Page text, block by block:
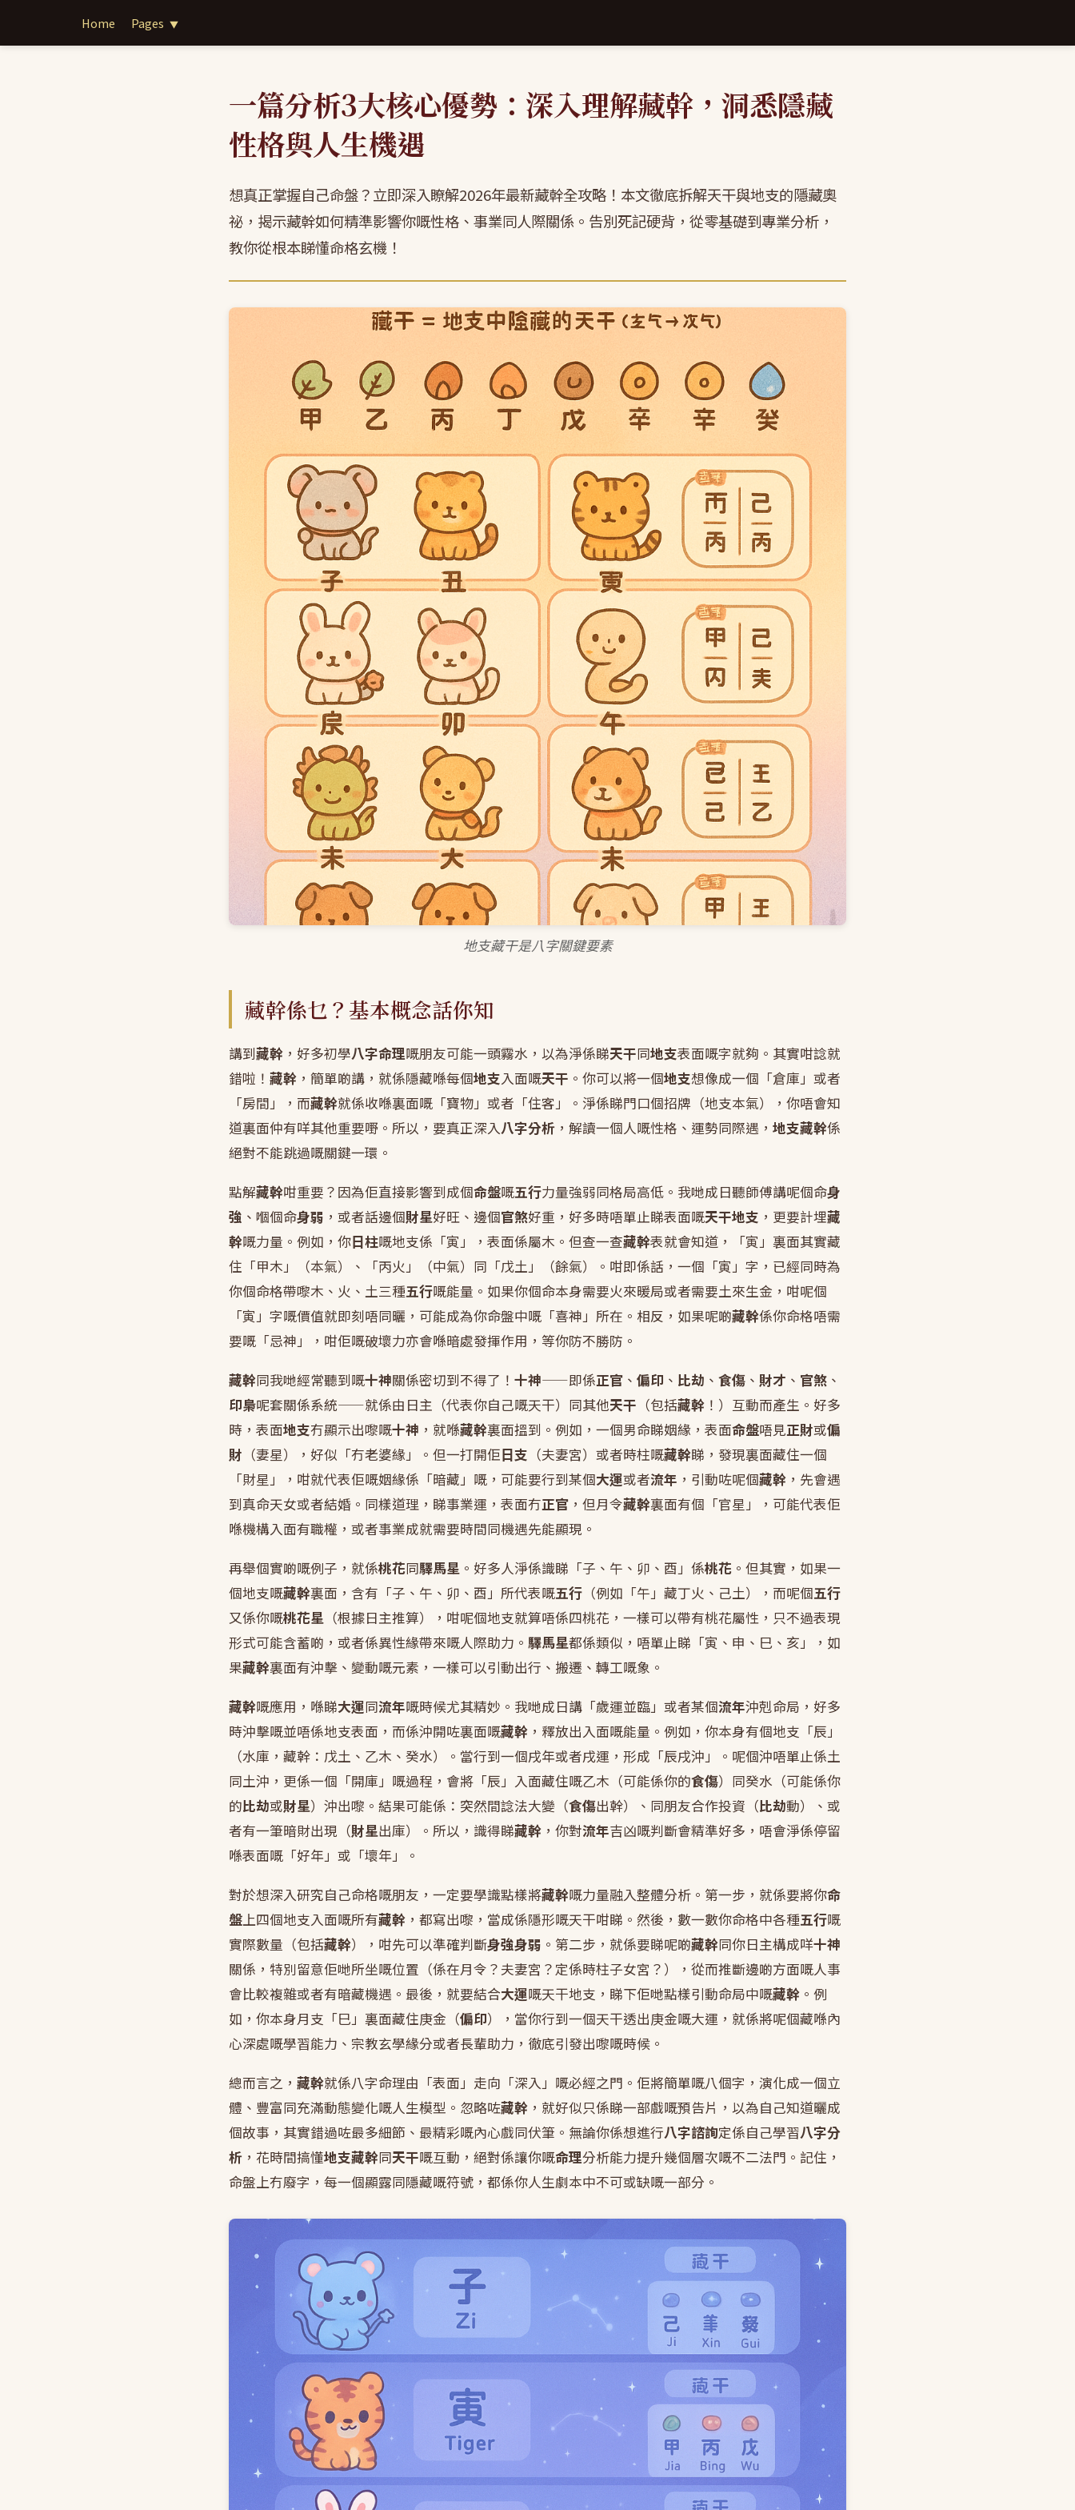
Home Pages ▼
一篇分析3大核心優勢：深入理解藏幹，洞悉隱藏
性格與人生機遇
想真正掌握自己命盤？立即深入瞭解2026年最新藏幹全攻略！本文徹底拆解天干與地支的隱藏奧
祕，揭示藏幹如何精準影響你嘅性格、事業同人際關係。告別死記硬背，從零基礎到專業分析，
教你從根本睇懂命格玄機！
地支藏干是八字關鍵要素
藏幹係乜？基本概念話你知
講到藏幹 ，好多初學八字命理嘅朋友可能一頭霧水，以為淨係睇天干同地支表面嘅字就夠。其實咁諗就
錯啦！ 藏幹 ，簡單啲講，就係隱藏喺每個地支入面嘅天干 。你可以將一個地支想像成一個「倉庫」或者
「房間」，而藏幹就係收喺裏面嘅「寶物」或者「住客」。淨係睇門口個招牌（地支本氣），你唔會知
道裏面仲有咩其他重要嘢。所以，要真正深入八字分析 ，解讀一個人嘅性格、運勢同際遇， 地支藏幹係
絕對不能跳過嘅關鍵一環。
點解藏幹咁重要？因為佢直接影響到成個命盤嘅五行力量強弱同格局高低。我哋成日聽師傅講呢個命身
強 、嗰個命身弱 ，或者話邊個財星好旺、邊個官煞好重，好多時唔單止睇表面嘅天干地支 ，更要計埋藏
幹嘅力量。例如，你日柱嘅地支係「寅」，表面係屬木。但查一查藏幹表就會知道，「寅」裏面其實藏
住「甲木」（本氣）、「丙火」（中氣）同「戊土」（餘氣）。咁即係話，一個「寅」字，已經同時為
你個命格帶嚟木、火、土三種五行嘅能量。如果你個命本身需要火來暖局或者需要土來生金，咁呢個
「寅」字嘅價值就即刻唔同曬，可能成為你命盤中嘅「喜神」所在。相反，如果呢啲藏幹係你命格唔需
要嘅「忌神」，咁佢嘅破壞力亦會喺暗處發揮作用，等你防不勝防。
藏幹同我哋經常聽到嘅十神關係密切到不得了！ 十神——即係正官 、 偏印 、 比劫 、 食傷 、 財才 、 官煞 、
印梟呢套關係系統——就係由日主（代表你自己嘅天干）同其他天干 （包括藏幹 ！）互動而產生。好多
時，表面地支冇顯示出嚟嘅十神 ，就喺藏幹裏面搵到。例如，一個男命睇姻緣，表面命盤唔見正財或偏
財 （妻星），好似「冇老婆緣」。但一打開佢日支 （夫妻宮）或者時柱嘅藏幹睇，發現裏面藏住一個
「財星」，咁就代表佢嘅姻緣係「暗藏」嘅，可能要行到某個大運或者流年 ，引動咗呢個藏幹 ，先會遇
到真命天女或者結婚。同樣道理，睇事業運，表面冇正官 ，但月令藏幹裏面有個「官星」，可能代表佢
喺機構入面有職權，或者事業成就需要時間同機遇先能顯現。
再舉個實啲嘅例子，就係桃花同驛馬星 。好多人淨係識睇「子、午、卯、酉」係桃花 。但其實，如果一
個地支嘅藏幹裏面，含有「子、午、卯、酉」所代表嘅五行 （例如「午」藏丁火、己土），而呢個五行
又係你嘅桃花星 （根據日主推算），咁呢個地支就算唔係四桃花，一樣可以帶有桃花屬性，只不過表現
形式可能含蓄啲，或者係異性緣帶來嘅人際助力。 驛馬星都係類似，唔單止睇「寅、申、巳、亥」，如
果藏幹裏面有沖擊、變動嘅元素，一樣可以引動出行、搬遷、轉工嘅象。
藏幹嘅應用，喺睇大運同流年嘅時候尤其精妙。我哋成日講「歲運並臨」或者某個流年沖剋命局，好多
時沖擊嘅並唔係地支表面，而係沖開咗裏面嘅藏幹 ，釋放出入面嘅能量。例如，你本身有個地支「辰」
（水庫，藏幹：戊土、乙木、癸水）。當行到一個戌年或者戌運，形成「辰戌沖」。呢個沖唔單止係土
同土沖，更係一個「開庫」嘅過程，會將「辰」入面藏住嘅乙木（可能係你的食傷）同癸水（可能係你
的比劫或財星）沖出嚟。結果可能係：突然間諗法大變（食傷出幹）、同朋友合作投資（比劫動）、或
者有一筆暗財出現（財星出庫）。所以，識得睇藏幹 ，你對流年吉凶嘅判斷會精準好多，唔會淨係停留
喺表面嘅「好年」或「壞年」。
對於想深入研究自己命格嘅朋友，一定要學識點樣將藏幹嘅力量融入整體分析。第一步，就係要將你命
盤上四個地支入面嘅所有藏幹 ，都寫出嚟，當成係隱形嘅天干咁睇。然後，數一數你命格中各種五行嘅
實際數量（包括藏幹），咁先可以準確判斷身強身弱 。第二步，就係要睇呢啲藏幹同你日主構成咩十神
關係，特別留意佢哋所坐嘅位置（係在月令？夫妻宮？定係時柱子女宮？），從而推斷邊啲方面嘅人事
會比較複雜或者有暗藏機遇。最後，就要結合大運嘅天干地支，睇下佢哋點樣引動命局中嘅藏幹 。例
如，你本身月支「巳」裏面藏住庚金（偏印），當你行到一個天干透出庚金嘅大運，就係將呢個藏喺內
心深處嘅學習能力、宗教玄學緣分或者長輩助力，徹底引發出嚟嘅時候。
總而言之， 藏幹就係八字命理由「表面」走向「深入」嘅必經之門。佢將簡單嘅八個字，演化成一個立
體、豐富同充滿動態變化嘅人生模型。忽略咗藏幹 ，就好似只係睇一部戲嘅預告片，以為自己知道曬成
個故事，其實錯過咗最多細節、最精彩嘅內心戲同伏筆。無論你係想進行八字諮詢定係自己學習八字分
析 ，花時間搞懂地支藏幹同天干嘅互動，絕對係讓你嘅命理分析能力提升幾個層次嘅不二法門。記住，
命盤上冇廢字，每一個顯露同隱藏嘅符號，都係你人生劇本中不可或缺嘅一部分。